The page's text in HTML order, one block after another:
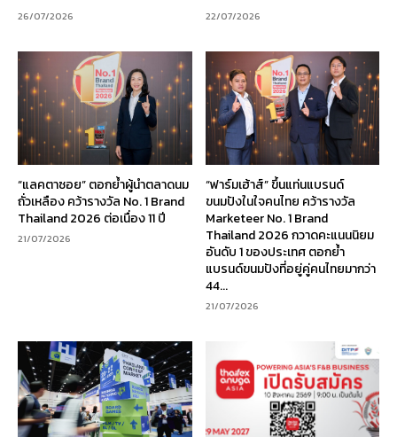
26/07/2026 22/07/2026
“แลคตาซอย” ตอกย้ำผู้นำตลาดนม
ถั่วเหลือง คว้ารางวัล No. 1 Brand
Thailand 2026 ต่อเนื่อง 11 ปี
21/07/2026
“ฟาร์มเฮ้าส์” ขึ้นแท่นแบรนด์
ขนมปังในใจคนไทย คว้ารางวัล
Marketeer No. 1 Brand
Thailand 2026 กวาดคะแนนนิยม
อันดับ 1 ของประเทศ ตอกย้ำ
แบรนด์ขนมปังที่อยู่คู่คนไทยมากว่า
44...
21/07/2026